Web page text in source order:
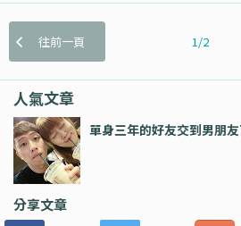
往前一頁 1/2
人氣文章
單身三年的好友交到男朋
分享文章